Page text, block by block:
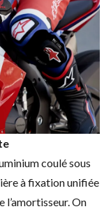
coulé sous
à fixation unifiée
l’amortisseur. On